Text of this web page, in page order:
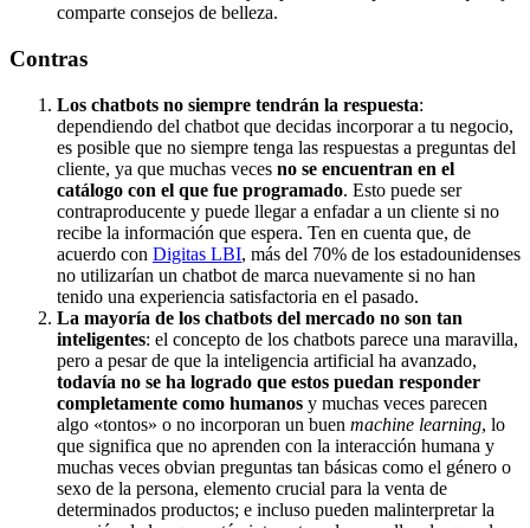
comparte consejos de belleza.
Contras
Los chatbots no siempre tendrán la respuesta:
dependiendo del chatbot que decidas incorporar a tu negocio,
es posible que no siempre tenga las respuestas a preguntas del
cliente, ya que muchas veces no se encuentran en el
catálogo con el que fue programado. Esto puede ser
contraproducente y puede llegar a enfadar a un cliente si no
recibe la información que espera. Ten en cuenta que, de
acuerdo con Digitas LBI, más del 70% de los estadounidenses
no utilizarían un chatbot de marca nuevamente si no han
tenido una experiencia satisfactoria en el pasado.
La mayoría de los chatbots del mercado no son tan
inteligentes: el concepto de los chatbots parece una maravilla,
pero a pesar de que la inteligencia artificial ha avanzado,
todavía no se ha logrado que estos puedan responder
completamente como humanos y muchas veces parecen
algo «tontos» o no incorporan un buen machine learning, lo
que significa que no aprenden con la interacción humana y
muchas veces obvian preguntas tan básicas como el género o
sexo de la persona, elemento crucial para la venta de
determinados productos; e incluso pueden malinterpretar la